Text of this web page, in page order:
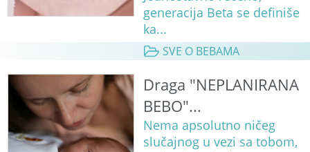
generacija Beta se definiše
ka...
SVE O BEBAMA
Draga "NEPLANIRANA
BEBO"...
Nema apsolutno ničeg
slučajnog u vezi sa tobom,